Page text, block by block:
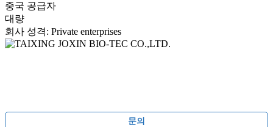
중국 공급자
대량
회사 성격: Private enterprises
문의